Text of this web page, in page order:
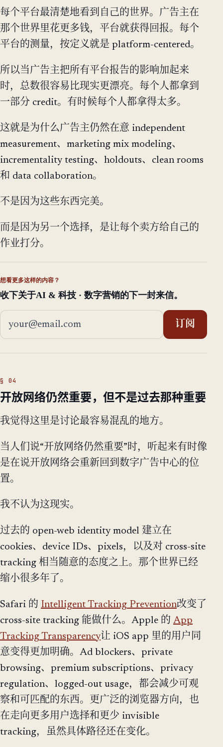
每个平台最清楚地看到自己的世界。广告主在
那个世界里花更多钱，平台就获得回报。每个
平台的测量，按定义就是 platform-centered。
所以当广告主把所有平台报告的影响加起来
时，总数很容易比现实更漂亮。每个人都拿到
一部分 credit。有时候每个人都拿得太多。
这就是为什么广告主仍然在意 independent
measurement、marketing mix modeling、
incrementality testing、holdouts、clean rooms
和 data collaboration。
不是因为这些东西完美。
而是因为另一个选择，是让每个卖方给自己的
作业打分。
想看更多这样的内容？
收下关于AI & 科技 · 数字营销的下一封来信。
邮箱地址
订阅
开放网络仍然重要，但不是过去那种重要
我觉得这里是讨论最容易混乱的地方。
当人们说“开放网络仍然重要”时，听起来有时像
是在说开放网络会重新回到数字广告中心的位
置。
我不认为这现实。
过去的 open-web identity model 建立在
cookies、device IDs、pixels，以及对 cross-site
tracking 相当随意的态度之上。那个世界已经
缩小很多年了。
Safari 的 Intelligent Tracking Prevention改变了
cross-site tracking 能做什么。Apple 的 App
Tracking Transparency让 iOS app 里的用户同
意变得更加明确。Ad blockers、private
browsing、premium subscriptions、privacy
regulation、logged-out usage，都会减少可观
察和可匹配的东西。更广泛的浏览器方向，也
在走向更多用户选择和更少 invisible
tracking，虽然具体路径还在变化。